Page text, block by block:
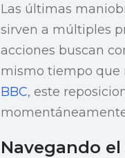
Las últimas
sirven a múltiples
acciones buscan
mismo tiempo que
BBC, este
Navegando